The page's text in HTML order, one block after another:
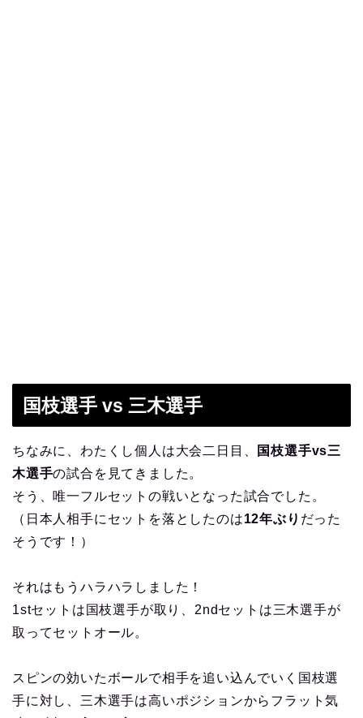
国枝選手 vs 三木選手
ちなみに、わたくし個人は大会二日目、
国枝選手vs三
木選手の試合を見てきました。
そう、唯一フルセットの戦いとなった試合でした。
（日本人相手にセットを落としたのは12年ぶり だった
そうです！）
それはもうハラハラしました！
1stセットは国枝選手が取り、2ndセットは三木選手が
取ってセットオール。
スピンの効いたボールで相手を追い込んでいく国枝選
手に対し、三木選手は高いポジションからフラット気